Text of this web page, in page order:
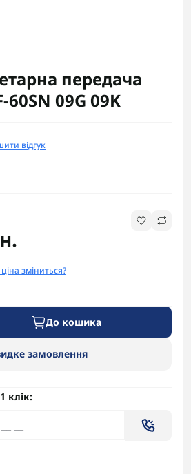
передача
09G 09K
відгук
зміниться?
До кошика
замовлення
клік: